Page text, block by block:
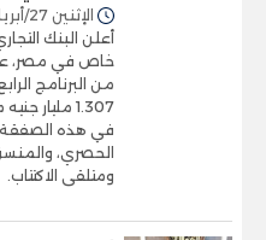
الإثنين 27/أبريل/2026 - 03:53 م
خاص في مصر، عن
من البرنامج
1.307
في هذه
الحصري،
ومتلقى الاكتتاب.